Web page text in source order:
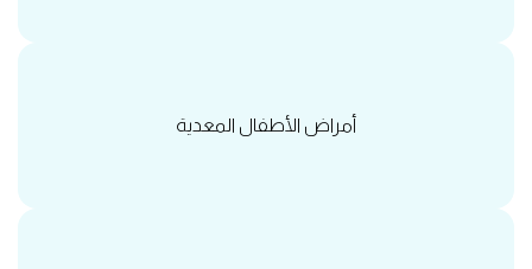
أمراض الأطفال المعدية